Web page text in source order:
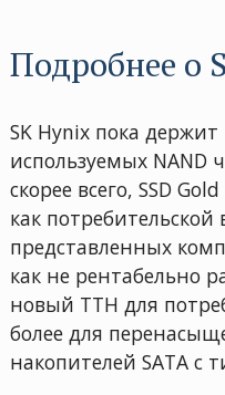
Подробнее о
SK Hynix пока держит
используемых NAND
скорее всего, SSD
как потребительской
представленных
как не рентабельно
новый ТТН для
более для
накопителей SATA с